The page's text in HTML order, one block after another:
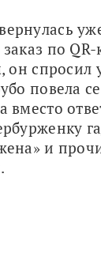
по
он спросил
повела
вместо
и